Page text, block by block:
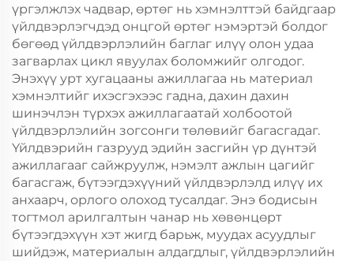
үргэлжлэх чадвар, өртөг нь хэмнэлттэй байдгаар
үйлдвэрлэгчдэд онцгой өртөг нэмэртэй болдог
бөгөөд үйлдвэрлэлийн баглаг илүү олон удаа
загварлах цикл явуулах боломжийг олгодог.
Энэхүү урт хугацааны ажиллагаа нь материал
хэмнэлтийг ихэсгэхээс гадна, дахин дахин
шинэчлэн түрхэх ажиллагаатай холбоотой
үйлдвэрлэлийн зогсонги төлөвийг багасгадаг.
Үйлдвэрийн газрууд эдийн засгийн үр дүнтэй
ажиллагааг сайжруулж, нэмэлт ажлын цагийг
багасгаж, бүтээгдэхүүний үйлдвэрлэлд илүү их
анхаарч, орлого олоход тусалдаг. Энэ бодисын
тогтмол арилгалтын чанар нь хөвөнцөрт
бүтээгдэхүүн хэт жигд барьж, муудах асуудлыг
шийдэж, материалын алдагдлыг, үйлдвэрлэлийн